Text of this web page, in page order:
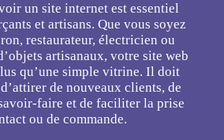
un site internet est essentiel
et artisans. Que vous soyez
restaurateur, électricien ou
artisanaux, votre site web
qu’une simple vitrine. Il doit
de nouveaux clients, de
faire et de faciliter la prise
ou de commande.